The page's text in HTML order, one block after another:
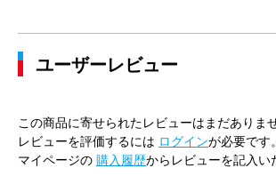
ユーザーレビュー
この商品に寄せられたレビューはまだありませ
レビューを評価するには ログインが必要です。
マイページの 購入履歴からレビューを記入い